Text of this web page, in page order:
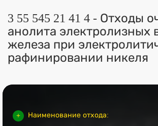
3 55 545 21 41 4 - Отходы
анолита электролизных
железа при
рафинировании никеля
Наименование отхода: